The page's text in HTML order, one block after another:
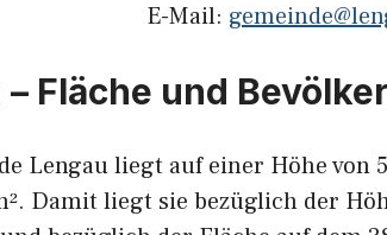
E-Mail:
– Fläche und
Lengau liegt auf einer Höhe von
Damit liegt sie bezüglich der